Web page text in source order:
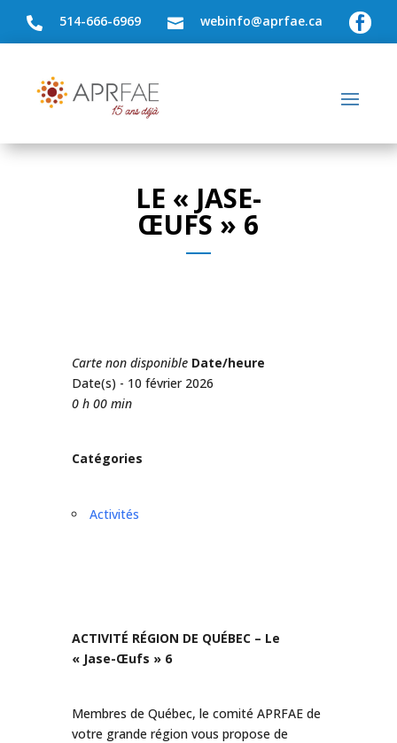
 514-666-6969  webinfo@aprfae.ca 
LE « JASE-
ŒUFS » 6
Carte non disponible Date/heure
Date(s) - 10 février 2026
0 h 00 min
Catégories
Activités
ACTIVITÉ RÉGION DE QUÉBEC – Le
« Jase-Œufs » 6
Membres de Québec, le comité APRFAE de
votre grande région vous propose de